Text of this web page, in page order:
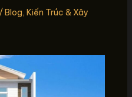
/Blog, Kiến Trúc & Xây